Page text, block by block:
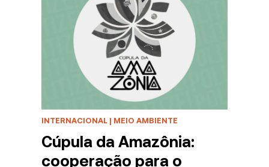
INTERNACIONAL| MEIO AMBIENTE
Cúpula da Amazônia:
cooperação para o